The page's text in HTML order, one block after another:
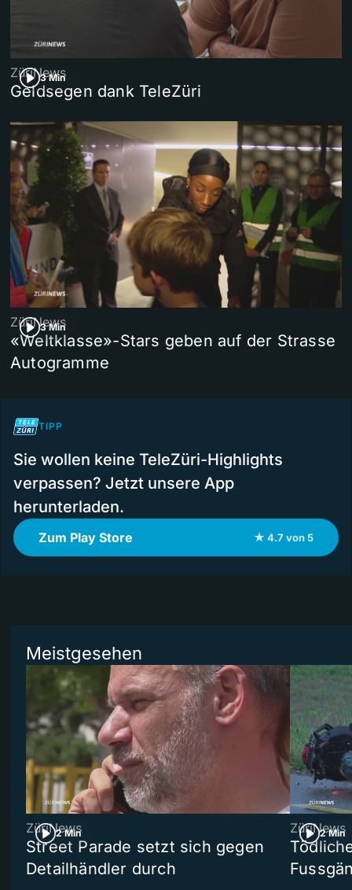
3 Min
ZüriNews
Geldsegen dank TeleZüri
3 Min
ZüriNews
«Weltklasse»-Stars geben auf der Strasse
Autogramme
TIPP
Sie wollen keine TeleZüri-Highlights
verpassen? Jetzt unsere App
herunterladen.
Zum Play Store ★ 4.7 von 5
Meistgesehen
2 Min
ZüriNews
Street Parade setzt sich gegen
Detailhändler durch
2 Min
ZüriNews